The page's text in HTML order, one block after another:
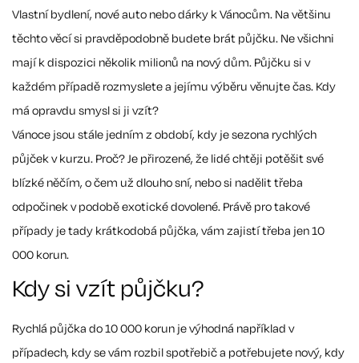
Vlastní bydlení, nové auto nebo dárky k Vánocům. Na většinu
těchto věcí si pravděpodobně budete brát půjčku. Ne všichni
mají k dispozici několik milionů na nový dům. Půjčku si v
každém případě rozmyslete a jejímu výběru věnujte čas. Kdy
má opravdu smysl si ji vzít?
Vánoce jsou stále jedním z období, kdy je sezona rychlých
půjček v kurzu. Proč? Je přirozené, že lidé chtěji potěšit své
blízké něčím, o čem už dlouho sní, nebo si nadělit třeba
odpočinek v podobě exotické dovolené. Právě pro takové
případy je tady krátkodobá půjčka, vám zajistí třeba jen 10
000 korun.
Kdy si vzít půjčku?
Rychlá půjčka do 10 000 korun je výhodná například v
případech, kdy se vám rozbil spotřebič a potřebujete nový, kdy